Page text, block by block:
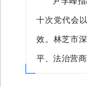
十次党代会
效。林芝市
平、法治营